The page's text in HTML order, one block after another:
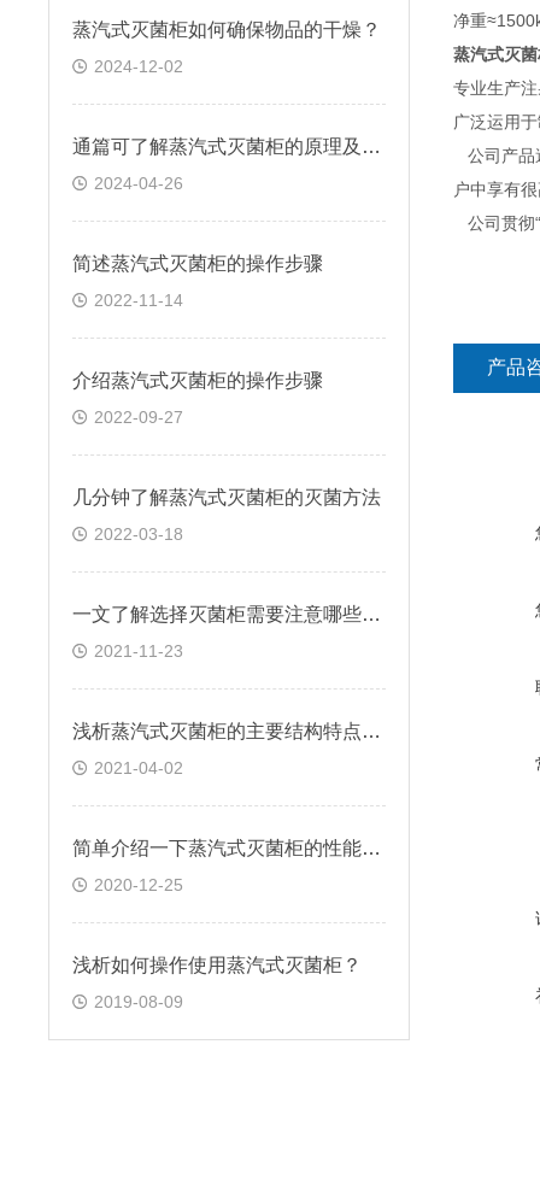
净重
蒸汽式灭
专业生产
广泛运用
公司产品
户中享有
公司贯彻
产品
蒸汽式灭菌柜如何确保物品的干燥？
2024-12-02
通篇可了解蒸汽式灭菌柜的原理及优点
2024-04-26
简述蒸汽式灭菌柜的操作步骤
2022-11-14
介绍蒸汽式灭菌柜的操作步骤
2022-09-27
几分钟了解蒸汽式灭菌柜的灭菌方法
2022-03-18
一文了解选择灭菌柜需要注意哪些内容？
2021-11-23
浅析蒸汽式灭菌柜的主要结构特点是是什么？
2021-04-02
简单介绍一下蒸汽式灭菌柜的性能特点
2020-12-25
浅析如何操作使用蒸汽式灭菌柜？
2019-08-09